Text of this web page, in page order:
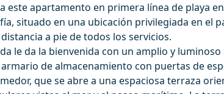
este apartamento en primera línea de playa
situado en una ubicación privilegiada en el
a pie de todos los servicios.
le da la bienvenida con un amplio y
de almacenamiento con puertas de
que se abre a una espaciosa terraza